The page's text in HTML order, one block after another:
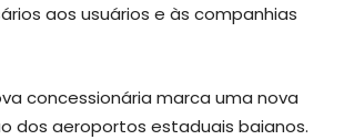
aos usuários e às companhias
concessionária marca uma nova
dos aeroportos estaduais baianos.